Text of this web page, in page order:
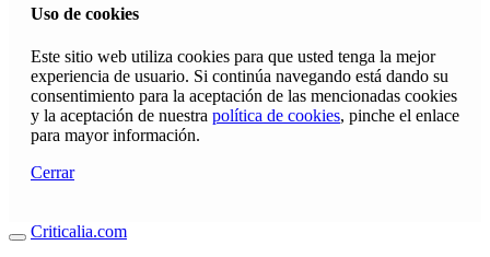
Uso de cookies
Este sitio web utiliza cookies para que usted tenga la mejor
experiencia de usuario. Si continúa navegando está dando su
consentimiento para la aceptación de las mencionadas cookies
y la aceptación de nuestra política de cookies, pinche el enlace
para mayor información.
Cerrar
Criticalia.com